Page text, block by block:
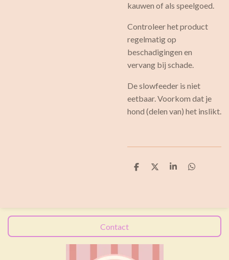
kauwen of als speelgoed.
Controleer het product
regelmatig op
beschadigingen en
vervang bij schade.
De slowfeeder is niet
eetbaar. Voorkom dat je
hond (delen van) het inslikt.
D
D
S
D
Contact